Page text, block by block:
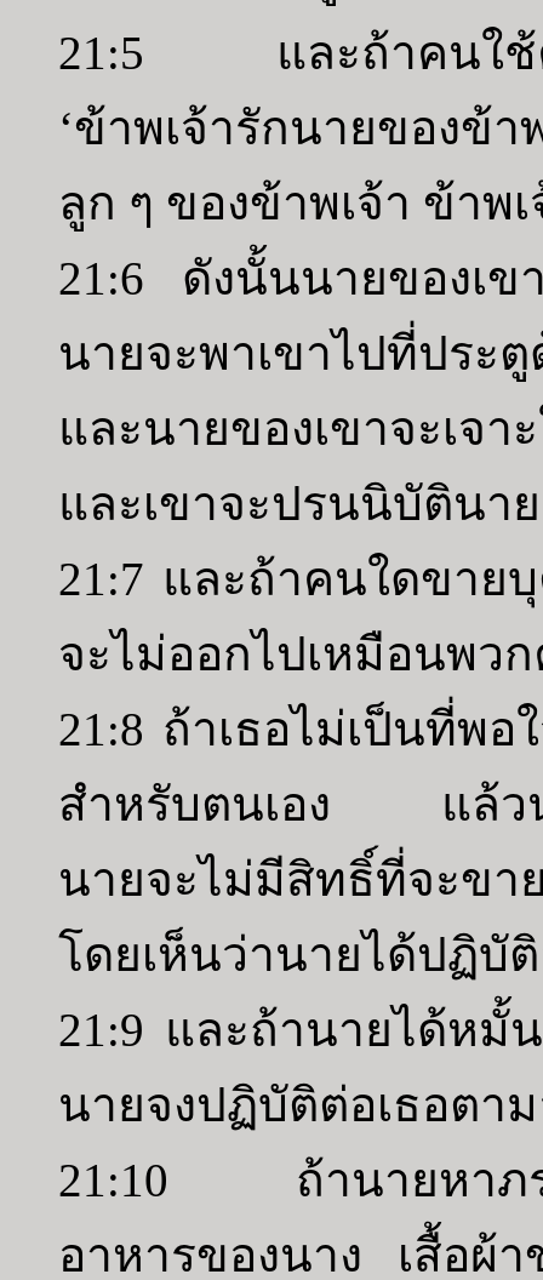
21:5 และถ้าคนใช้ค
‘ข้าพเจ้ารักนายของข้
ลูก ๆ ของข้าพเจ้า ข้าพ
21:6 ดังนั้นนายของเข
นายจะพาเขาไปที่ประ
และนายของเขาจะเจ
และเขาจะปรนนิบัตินา
21:7 และถ้าคนใดขาย
จะไม่ออกไปเหมือนพว
21:8 ถ้าเธอไม่เป็นที่พอ
สำหรับตนเอง แล้วน
นายจะไม่มีสิทธิ์ที่จะขา
โดยเห็นว่านายได้ปฏิบั
21:9 และถ้านายได้หมั้
นายจงปฏิบัติต่อเธอตา
21:10 ถ้านายหาภร
อาหารของนาง เสื้อผ้